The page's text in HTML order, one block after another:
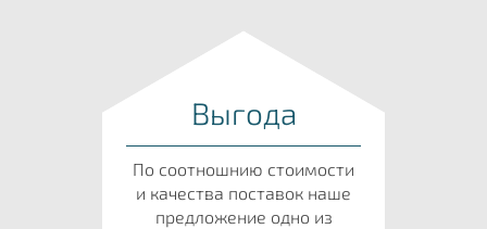
Выгода
По соотношнию стоимости
и качества поставок наше
предложение одно из